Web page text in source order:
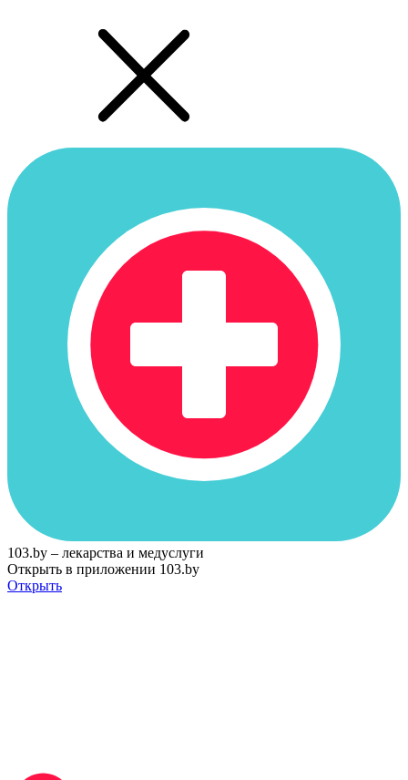
103.by – лекарства и медуслуги
Открыть в приложении 103.by
Открыть